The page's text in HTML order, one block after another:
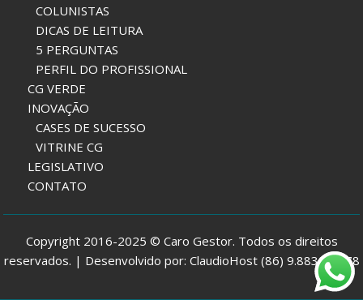
COLUNISTAS
DICAS DE LEITURA
5 PERGUNTAS
PERFIL DO PROFISSIONAL
CG VERDE
INOVAÇÃO
CASES DE SUCESSO
VITRINE CG
LEGISLATIVO
CONTATO
Copyright 2016-2025 © Caro Gestor. Todos os direitos
reservados. | Desenvolvido por: ClaudioHost (86) 9.8832-7978